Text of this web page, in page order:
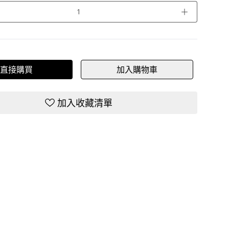
＋
直接購買 加入購物車
加入收藏清單